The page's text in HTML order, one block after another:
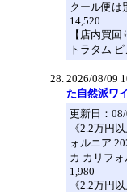
クール便は
14,520
【店内買
トラタム
2026/08/09
た自然派ワ
更新日：08/
《2.2万円
ォルニア
カ カリフォ
1,980
《2.2万円